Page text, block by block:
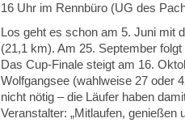
16 Uhr im Rennbüro (UG des
Los geht es schon am 5. Juni mit
(21,1 km). Am 25. September
Das Cup-Finale steigt am 16.
Wolfgangsee (wahlweise 27 oder
nicht nötig – die Läufer haben
Veranstalter: „Mitlaufen, genießen